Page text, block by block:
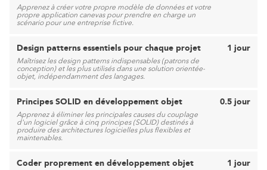
Apprenez à créer votre propre modèle de données et votre
propre application canevas pour prendre en charge un
scénario pour une entreprise fictive.
Design patterns essentiels pour chaque projet
Maîtrisez les design patterns indispensables (patrons de
conception) et les plus utilisés dans une solution orientée-
objet, indépendamment des langages.
1 jour
Principes SOLID en développement objet
Apprenez à éliminer les principales causes du couplage
d'un logiciel grâce à cinq principes (SOLID) destinés à
produire des architectures logicielles plus flexibles et
maintenables.
0.5 jour
Coder proprement en développement objet 1 jour